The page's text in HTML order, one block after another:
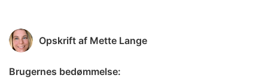
Opskrift af Mette Lange
Brugernes bedømmelse: